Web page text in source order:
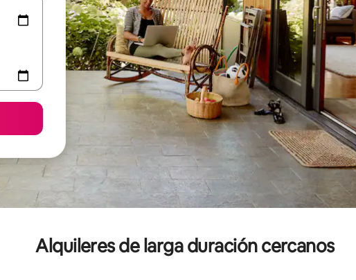
Alquileres de larga duración cercanos